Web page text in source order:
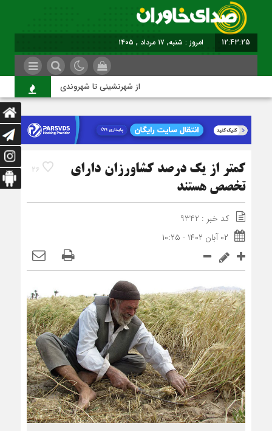
12:43:26 امروز : شنبه, ۱۷ مرداد , ۱۴۰۵
از شهرنشینی تا شهروندی
26
کمتر از یک درصد کشاورزان دارای
تخصص هستند
کد خبر : 9342
۰۲ آبان ۱۴۰۲ - ۱۰:۲۵